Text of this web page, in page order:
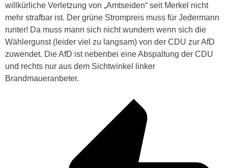
willkürliche Verletzung von „Amtseiden“ seit Merkel nicht
mehr strafbar ist. Der grüne Strompreis muss für Jedermann
runter! Da muss mann sich nicht wundern wenn sich die
Wählergunst (leider viel zu langsam) von der CDU zur AfD
zuwendet. Die AfD ist nebenbei eine Abspaltung der CDU
und rechts nur aus dem Sichtwinkel linker
Brandmaueranbeter.